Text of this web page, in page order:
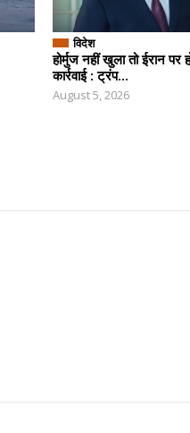
विदेश
होर्मुज नहीं खुला तो ईरान पर
कार्रवाई : ट्रंप...
August 5, 2026